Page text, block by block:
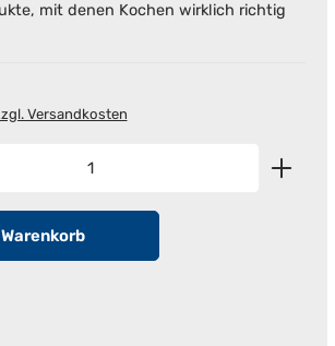
mit denen Kochen wirklich richtig
Versandkosten
Gib den gewünschten Wert ein